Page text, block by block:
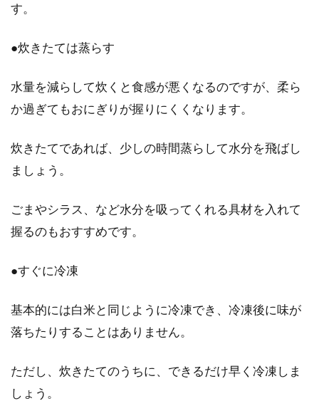
す。
●炊きたては蒸らす
水量を減らして炊くと食感が悪くなるのですが、柔ら
か過ぎてもおにぎりが握りにくくなります。
炊きたてであれば、少しの時間蒸らして水分を飛ばし
ましょう。
ごまやシラス、など水分を吸ってくれる具材を入れて
握るのもおすすめです。
●すぐに冷凍
基本的には白米と同じように冷凍でき、冷凍後に味が
落ちたりすることはありません。
ただし、炊きたてのうちに、できるだけ早く冷凍しま
しょう。